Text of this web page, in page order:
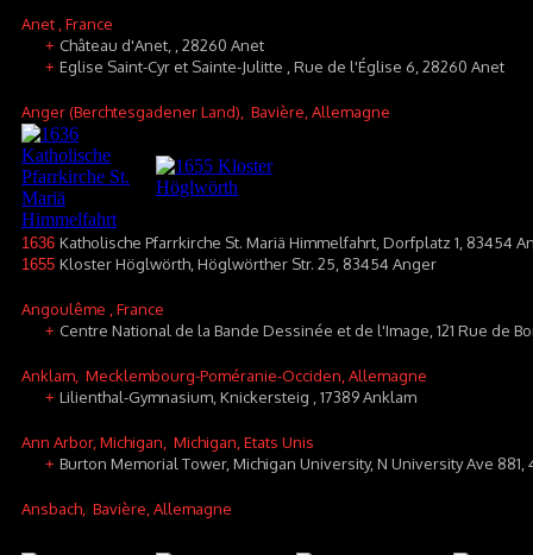
Anet , France
+ Château d'Anet, , 28260 Anet
+ Eglise Saint-Cyr et Sainte-Julitte , Rue de l'Église 6, 28260 Anet
Anger (Berchtesgadener Land) , Bavière, Allemagne
1636 Katholische Pfarrkirche St. Mariä Himmelfahrt, Dorfplatz 1, 83454
1655 Kloster Höglwörth, Höglwörther Str. 25, 83454 Anger
Angoulême , France
+ Centre National de la Bande Dessinée et de l'Image, 121 Rue de
Anklam , Mecklembourg-Poméranie-Occiden, Allemagne
+ Lilienthal-Gymnasium, Knickersteig , 17389 Anklam
Ann Arbor, Michigan , Michigan, Etats Unis
+ Burton Memorial Tower, Michigan University, N University Ave 881,
Ansbach , Bavière, Allemagne